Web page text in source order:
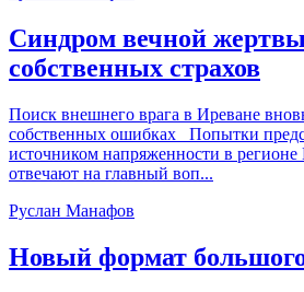
Синдром вечной
собственных страхов
Поиск внешнего врага в Иреване
собственных ошибках Попытки
источником напряженности в
отвечают на главный воп...
Руслан Манафов
Новый формат большого